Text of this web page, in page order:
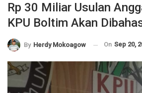
Rp 30 Miliar Usulan
KPU Boltim Akan
By Herdy Mokoagow On Sep 20,